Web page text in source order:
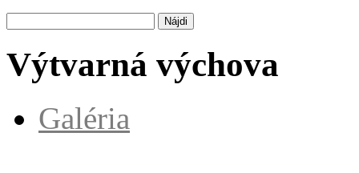
Výtvarná výchova
Galéria